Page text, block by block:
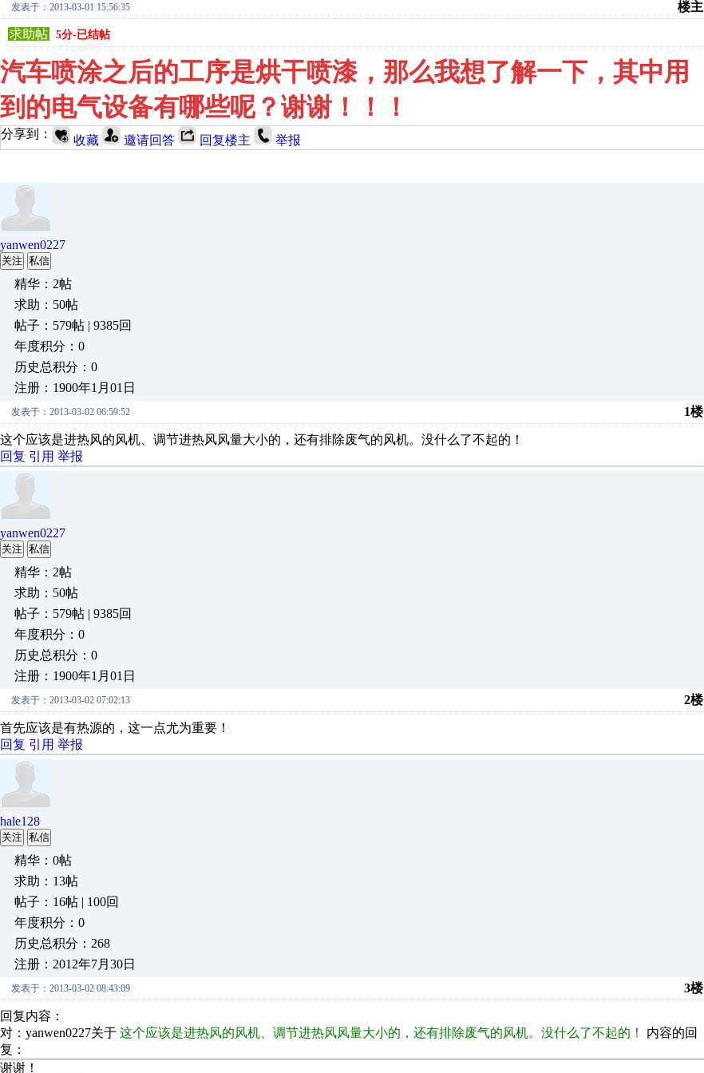
发表于：2013-03-01 15:56:35
楼主
求助帖
5分-已结帖
汽车喷涂之后的工序是烘干喷漆，那么我想了解一下，其中用
到的电气设备有哪些呢？谢谢！！！
分享到： 收藏 邀请回答 回复楼主 举报
yanwen0227
关注 私信
精华：2帖
求助：50帖
帖子：579帖 | 9385回
年度积分：0
历史总积分：0
注册：1900年1月01日
发表于：2013-03-02 06:59:52 1楼
这个应该是进热风的风机、调节进热风风量大小的，还有排除废气的风机。没什么了不起的！
回复 引用 举报
yanwen0227
关注 私信
精华：2帖
求助：50帖
帖子：579帖 | 9385回
年度积分：0
历史总积分：0
注册：1900年1月01日
发表于：2013-03-02 07:02:13 2楼
首先应该是有热源的，这一点尤为重要！
回复 引用 举报
hale128
关注 私信
精华：0帖
求助：13帖
帖子：16帖 | 100回
年度积分：0
历史总积分：268
注册：2012年7月30日
发表于：2013-03-02 08:43:09 3楼
回复内容：
对：yanwen0227关于 这个应该是进热风的风机、调节进热风风量大小的，还有排除废气的风机。没什么了不起的！ 内容的回
复：
谢谢！